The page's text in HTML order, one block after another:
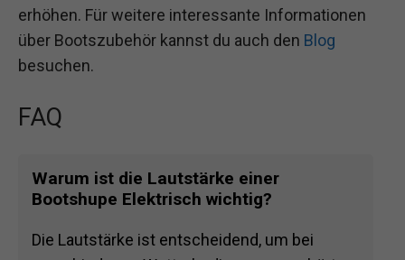
erhöhen. Für weitere interessante Informationen
über Bootszubehör kannst du auch den Blog
besuchen.
FAQ
Warum ist die Lautstärke einer
Bootshupe Elektrisch wichtig?
Die Lautstärke ist entscheidend, um bei